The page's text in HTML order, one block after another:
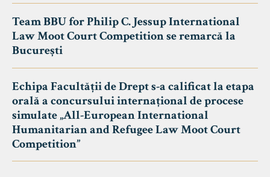
Team BBU for Philip C. Jessup International
Law Moot Court Competition se remarcă la
București
Echipa Facultății de Drept s-a calificat la etapa
orală a concursului internațional de procese
simulate „All-European International
Humanitarian and Refugee Law Moot Court
Competition”